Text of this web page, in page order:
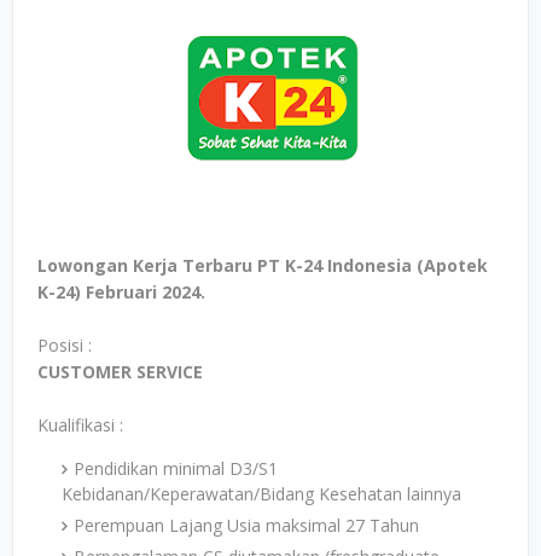
Lowongan Kerja Terbaru PT K-24 Indonesia (Apotek
K-24) Februari 2024.
Posisi :
CUSTOMER SERVICE
Kualifikasi :
Pendidikan minimal D3/S1
Kebidanan/Keperawatan/Bidang Kesehatan lainnya
Perempuan Lajang Usia maksimal 27 Tahun